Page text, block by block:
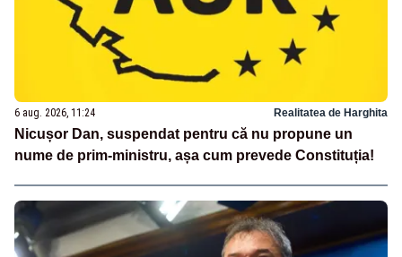
6 aug. 2026, 11:24 Realitatea de Harghita
Nicușor Dan, suspendat pentru că nu propune un
nume de prim-ministru, așa cum prevede Constituția!